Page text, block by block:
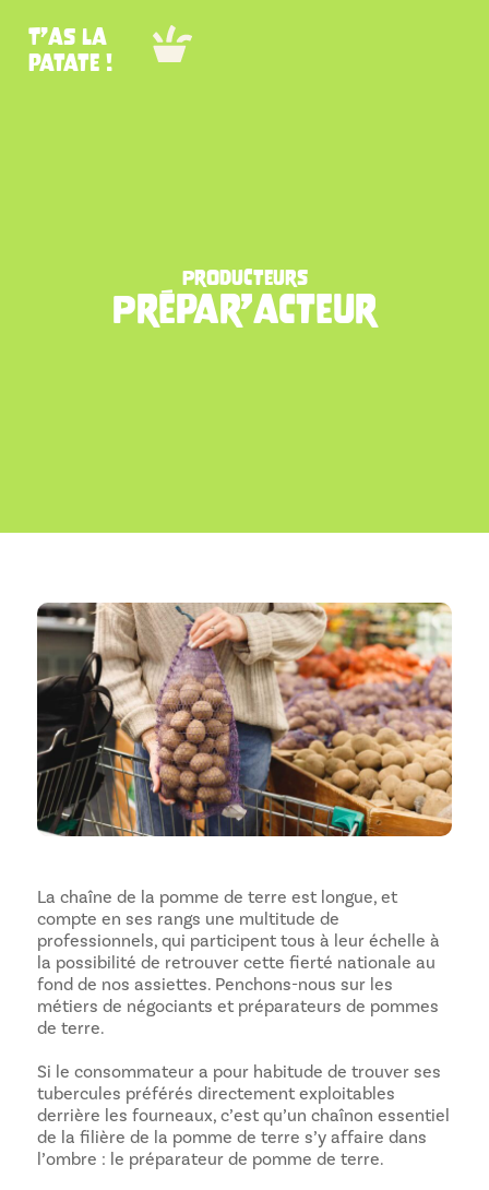
T’as la
patate !
Producteurs
Prépar’acteur
La chaîne de la pomme de terre est longue, et
compte en ses rangs une multitude de
professionnels, qui participent tous à leur échelle à
la possibilité de retrouver cette fierté nationale au
fond de nos assiettes. Penchons-nous sur les
métiers de négociants et préparateurs de pommes
de terre.
Si le consommateur a pour habitude de trouver ses
tubercules préférés directement exploitables
derrière les fourneaux, c’est qu’un chaînon essentiel
de la filière de la pomme de terre s’y affaire dans
l’ombre : le préparateur de pomme de terre.